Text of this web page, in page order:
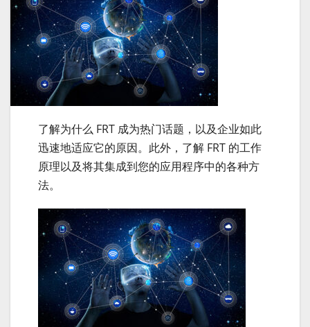
了解为什么 FRT 成为热门话题，以及企业如此
迅速地适应它的原因。此外，了解 FRT 的工作
原理以及将其集成到您的应用程序中的各种方
法。